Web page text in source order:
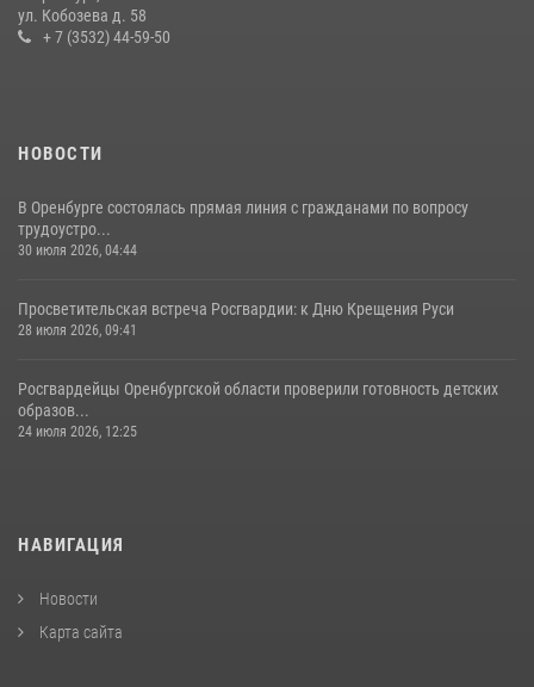
11 июля 2026, 12:22
ул. Кобозева д. 58
+ 7 (3532) 44-59-50
НОВОСТИ
В Оренбурге состоялась прямая линия с гражданами по вопросу
трудоустро...
30 июля 2026, 04:44
Просветительская встреча Росгвардии: к Дню Крещения Руси
28 июля 2026, 09:41
Росгвардейцы Оренбургской области проверили готовность детских
образов...
24 июля 2026, 12:25
НАВИГАЦИЯ
Новости
Карта сайта